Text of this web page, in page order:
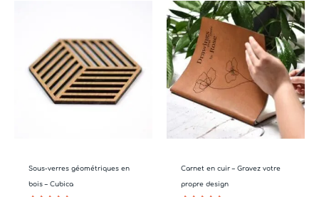
Sous-verres géométriques en
bois – Cubica
Carnet en cuir – Gravez votre
propre design
Plage
de
prix :
€32.50
à
€57.50